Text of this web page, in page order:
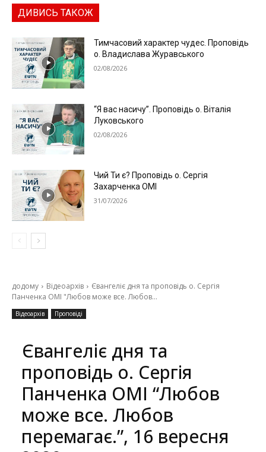
ДИВИСЬ ТАКОЖ
Тимчасовий характер чудес. Проповідь
о. Владислава Журавського
02/08/2026
“Я вас насичу”. Проповідь о. Віталія
Луковського
02/08/2026
Чий Ти є? Проповідь о. Сергія
Захарченка ОМІ
31/07/2026